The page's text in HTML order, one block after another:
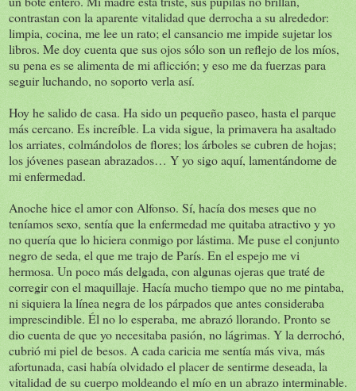
contrastan con la aparente vitalidad que derrocha a su alrededor:
limpia, cocina, me lee un rato; el cansancio me impide sujetar los
libros. Me doy cuenta que sus ojos sólo son un reflejo de los míos,
su pena es se alimenta de mi aflicción; y eso me da fuerzas para
seguir luchando, no soporto verla así.
Hoy he salido de casa. Ha sido un pequeño paseo, hasta el parque
más cercano. Es increíble. La vida sigue, la primavera ha asaltado
los arriates, colmándolos de flores; los árboles se cubren de hojas;
los jóvenes pasean abrazados… Y yo sigo aquí, lamentándome de
mi enfermedad.
Anoche hice el amor con Alfonso. Sí, hacía dos meses que no
teníamos sexo, sentía que la enfermedad me quitaba atractivo y yo
no quería que lo hiciera conmigo por lástima. Me puse el conjunto
negro de seda, el que me trajo de París. En el espejo me vi
hermosa. Un poco más delgada, con algunas ojeras que traté de
corregir con el maquillaje. Hacía mucho tiempo que no me pintaba,
ni siquiera la línea negra de los párpados que antes consideraba
imprescindible. Él no lo esperaba, me abrazó llorando. Pronto se
dio cuenta de que yo necesitaba pasión, no lágrimas. Y la derrochó,
cubrió mi piel de besos. A cada caricia me sentía más viva, más
afortunada, casi había olvidado el placer de sentirme deseada, la
vitalidad de su cuerpo moldeando el mío en un abrazo interminable.